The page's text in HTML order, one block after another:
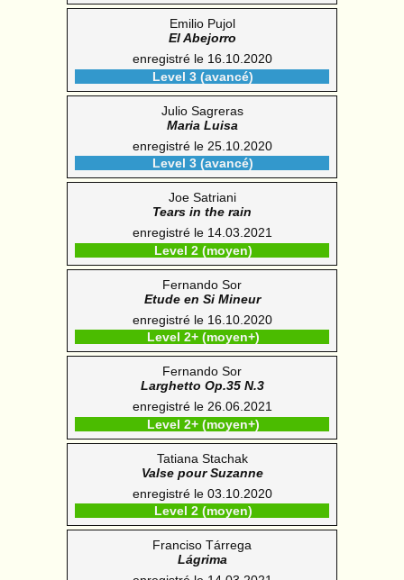
Emilio Pujol
El Abejorro
enregistré le 16.10.2020
Level 3 (avancé)
Julio Sagreras
Maria Luisa
enregistré le 25.10.2020
Level 3 (avancé)
Joe Satriani
Tears in the rain
enregistré le 14.03.2021
Level 2 (moyen)
Fernando Sor
Etude en Si Mineur
enregistré le 16.10.2020
Level 2+ (moyen+)
Fernando Sor
Larghetto Op.35 N.3
enregistré le 26.06.2021
Level 2+ (moyen+)
Tatiana Stachak
Valse pour Suzanne
enregistré le 03.10.2020
Level 2 (moyen)
Franciso Tárrega
Lágrima